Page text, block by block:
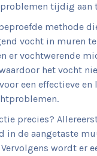
tijdig aan
methode
vocht in muren
er vochtwerende
het vocht
een effectieve
precies?
in de aangetaste
wordt er